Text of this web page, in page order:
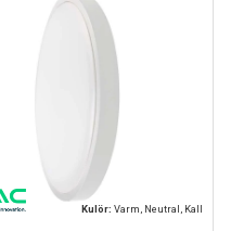
Kulör: Varm, Neutral, Kall